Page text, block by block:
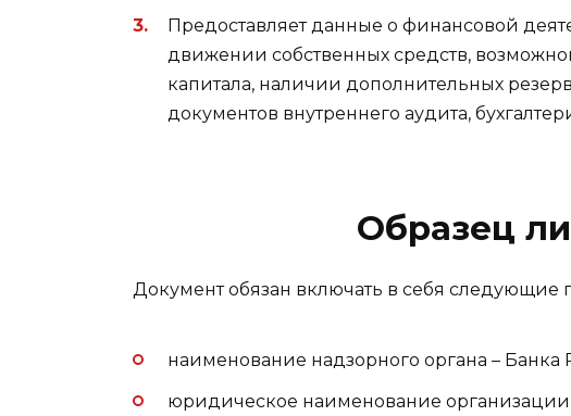
Предоставляет данные о финансовой
движении собственных средств,
капитала, наличии дополнительных
документов внутреннего аудита,
Образец
Документ обязан включать в себя следующие
наименование надзорного органа – Банка
юридическое наименование организации